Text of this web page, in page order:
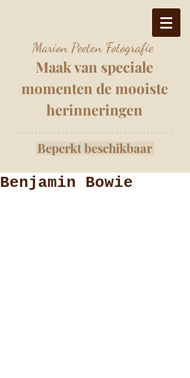
Marion Peeten Fotografie
Maak van speciale
momenten de mooiste
herinneringen
*****************************************
Beperkt beschikbaar
Benjamin Bowie